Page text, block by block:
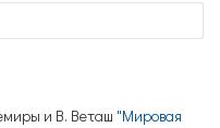
и В. Веташ "Мировая